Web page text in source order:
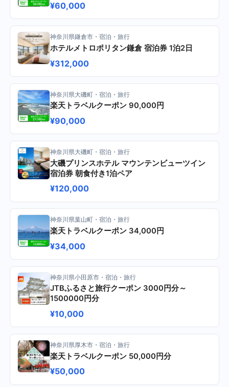
¥60,000
神奈川県鎌倉市・宿泊・旅行
ホテルメトロポリタン鎌倉 宿泊券 1泊2日
¥312,000
神奈川県大磯町・宿泊・旅行
楽天トラベルクーポン 90,000円
¥90,000
神奈川県大磯町・宿泊・旅行
大磯プリンスホテル マウンテンビューツイン
宿泊券 朝食付き1泊ペア
¥120,000
神奈川県葉山町・宿泊・旅行
楽天トラベルクーポン 34,000円
¥34,000
神奈川県小田原市・宿泊・旅行
JTBふるさと旅行クーポン 3000円分～
1500000円分
¥10,000
神奈川県厚木市・宿泊・旅行
楽天トラベルクーポン 50,000円分
¥50,000